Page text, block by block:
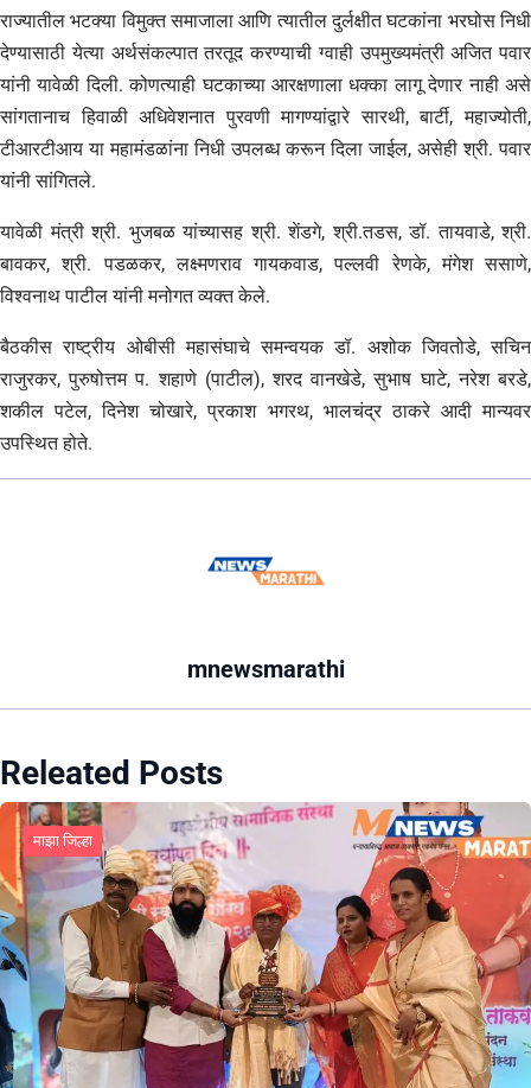
राज्यातील भटक्या विमुक्त समाजाला आणि त्यातील दुर्लक्षीत घटकांना भरघोस निधी
देण्यासाठी येत्या अर्थसंकल्पात तरतूद करण्याची ग्वाही उपमुख्यमंत्री अजित पवार
यांनी यावेळी दिली. कोणत्याही घटकाच्या आरक्षणाला धक्का लागू देणार नाही असे
सांगतानाच हिवाळी अधिवेशनात पुरवणी मागण्यांद्वारे सारथी, बार्टी, महाज्योती,
टीआरटीआय या महामंडळांना निधी उपलब्ध करून दिला जाईल, असेही श्री. पवार
यांनी सांगितले.
यावेळी मंत्री श्री. भुजबळ यांच्यासह श्री. शेंडगे, श्री.तडस, डॉ. तायवाडे, श्री.
बावकर, श्री. पडळकर, लक्ष्मणराव गायकवाड, पल्लवी रेणके, मंगेश ससाणे,
विश्वनाथ पाटील यांनी मनोगत व्यक्त केले.
बैठकीस राष्ट्रीय ओबीसी महासंघाचे समन्वयक डॉ. अशोक जिवतोडे, सचिन
राजुरकर, पुरुषोत्तम प. शहाणे (पाटील), शरद वानखेडे, सुभाष घाटे, नरेश बरडे,
शकील पटेल, दिनेश चोखारे, प्रकाश भगरथ, भालचंद्र ठाकरे आदी मान्यवर
उपस्थित होते.
mnewsmarathi
Releated Posts
माझा जिल्हा